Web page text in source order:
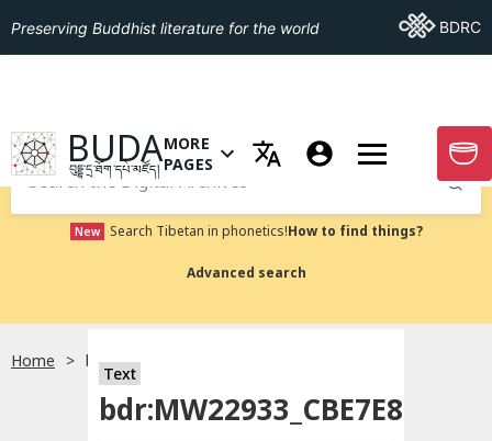
Preserving Buddhist literature for the world Go ToBDRC
GO TO HOMEPAGE
BUDA
བུདྡྷ་དྲ་ཐོག་དཔེ་མཛོད།
OPEN MENU OF MORE PAGES
MORE
PAGES
GO
Submit
New Search Tibetan in phonetics!How to find things?
Advanced search
Home bdr:MW22933_CBE7E8
Text
bdr:MW22933_CBE7E8